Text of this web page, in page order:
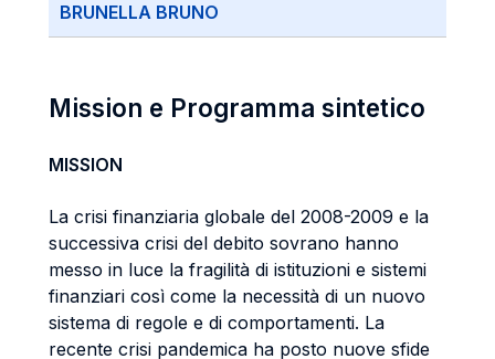
BRUNELLA BRUNO
Mission e Programma sintetico
MISSION
La crisi finanziaria globale del 2008-2009 e la
successiva crisi del debito sovrano hanno
messo in luce la fragilità di istituzioni e sistemi
finanziari così come la necessità di un nuovo
sistema di regole e di comportamenti. La
recente crisi pandemica ha posto nuove sfide